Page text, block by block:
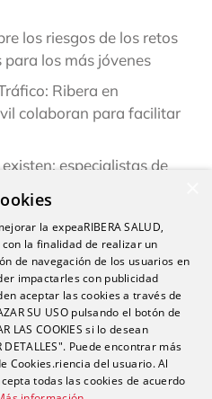
los riesgos de los retos
para los más jóvenes
Ribera en
colaboran para facilitar
especialistas de
infestada y contagiar a
de darse cuenta de
abdominal: los síntomas
no siempre son
la expeaRIBERA SALUD,
la finalidad de realizar un
de navegación de los usuarios en
impactarles con publicidad
aceptar las cookies a través de
SU USO pulsando el botón de
LAS COOKIES si lo desean
Puede encontrar más
Cookies.riencia del usuario. Al
todas las cookies de acuerdo